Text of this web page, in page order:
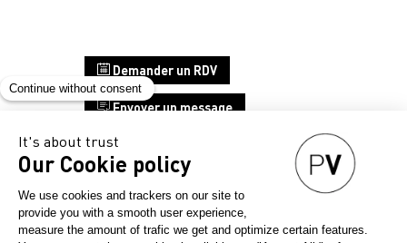
Demander un RDV
Envoyer un message
E5
John
Foster-